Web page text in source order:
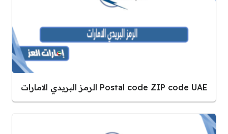
Postal code ZIP code UAE الرمز البريدي الامارات